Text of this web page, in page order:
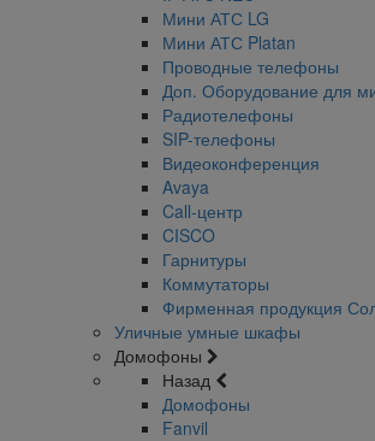
Мини АТС LG
Мини АТС Platan
Проводные телефоны
Доп. Оборудование для
Радиотелефоны
SIP-телефоны
Видеоконференция
Avaya
Call-центр
CISCO
Гарнитуры
Коммутаторы
Фирменная продукция
Уличные умные шкафы
Домофоны
Назад
Домофоны
Fanvil